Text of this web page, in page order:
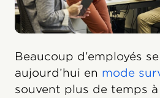
Beaucoup d’employés
aujourd’hui en mode
souvent plus de temps à